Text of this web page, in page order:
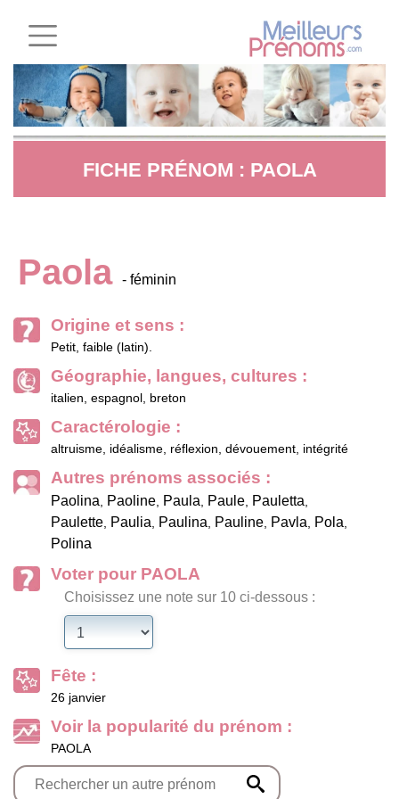
FICHE PRÉNOM : PAOLA
Paola - féminin
Origine et sens :
Petit, faible (latin).
Géographie, langues, cultures :
italien, espagnol, breton
Caractérologie :
altruisme, idéalisme, réflexion, dévouement, intégrité
Autres prénoms associés :
Paolina, Paoline, Paula, Paule, Pauletta,
Paulette, Paulia, Paulina, Pauline, Pavla, Pola,
Polina
Voter pour PAOLA
Choisissez une note sur 10 ci-dessous :
Fête :
26 janvier
Voir la popularité du prénom :
PAOLA